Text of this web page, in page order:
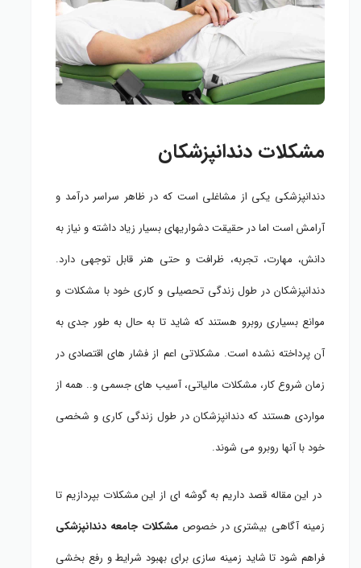
مشکلات دندانپزشکان
دندانپزشکی یکی از مشاغلی است که در ظاهر سراسر درآمد و
آرامش است اما در حقیقت دشواریهای بسیار زیاد داشته و نیاز به
دانش، مهارت، تجربه، ظرافت و حتی هنر قابل توجهی دارد.
دندانپزشکان در طول زندگی تحصیلی و کاری خود با مشکلات و
موانع بسیاری روبرو هستند که شاید تا به حال به طور جدی به
آن پرداخته نشده است. مشکلاتی اعم از فشار های اقتصادی در
زمان شروع کار، مشکلات مالیاتی، آسیب های جسمی و.. همه از
مواردی هستند که دندانپزشکان در طول زندگی کاری و شخصی
خود با آنها روبرو می شوند.
در این مقاله قصد داریم به گوشه ای از این مشکلات بپردازیم تا
زمینه آگاهی بیشتری در خصوصمشکلات جامعه دندانپزشکی
فراهم شود تا شاید زمینه سازی برای بهبود شرایط و رفع بخشی